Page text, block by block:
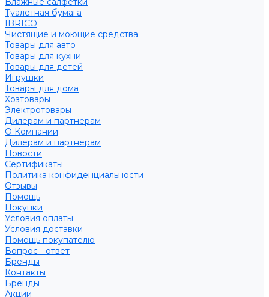
Туалетная бумага
IBRICO
Чистящие и моющие средства
Товары для авто
Товары для кухни
Товары для детей
Игрушки
Товары для дома
Хозтовары
Электротовары
Дилерам и партнерам
О Компании
Дилерам и партнерам
Новости
Сертификаты
Политика конфиденциальности
Отзывы
Помощь
Покупки
Условия оплаты
Условия доставки
Помощь покупателю
Вопрос - ответ
Бренды
Контакты
Бренды
Акции